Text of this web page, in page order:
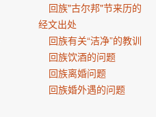
回族"古尔邦"节来历的
经文出处
回族有关“洁净”的教训
回族饮酒的问题
回族离婚问题
回族婚外遇的问题